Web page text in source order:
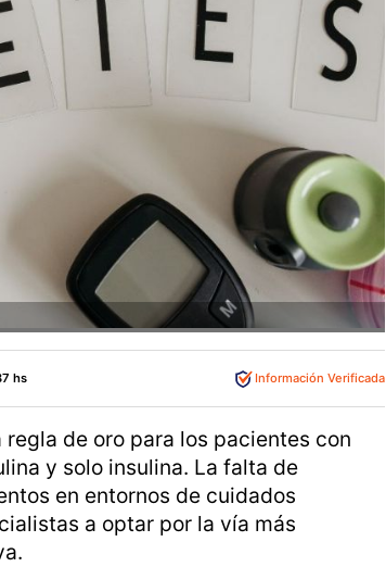
hs Información Verificada
de oro para los pacientes con
y solo insulina. La falta de
en entornos de cuidados
a optar por la vía más